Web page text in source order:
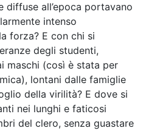
all’epoca portavano
intenso
forza? E con chi si
degli studenti,
maschi (così è stata per
lontani dalle famiglie
della virilità? E dove si
nei lunghi e faticosi
del clero, senza guastare